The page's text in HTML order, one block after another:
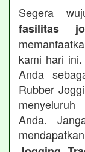
Segera
fasilitas
kami hari
Anda
Rubber
Anda.